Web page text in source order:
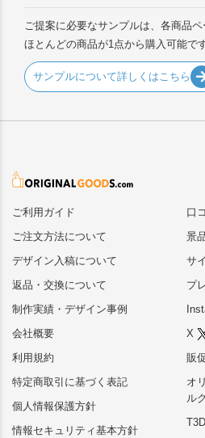
ご提案に必要なサンプルは、各商品
ほとんどの商品が1点から購入可能です
サンプルについて詳しくはこちら
ご利用ガイド
ご注文方法について
デザイン入稿について
返品・交換について
制作実績・デザイン事例
会社概要
利用規約
特定商取引に基づく表記
個人情報保護方針
情報セキュリティ基本方針
口
景
サ
プ
X
販
オ
ル